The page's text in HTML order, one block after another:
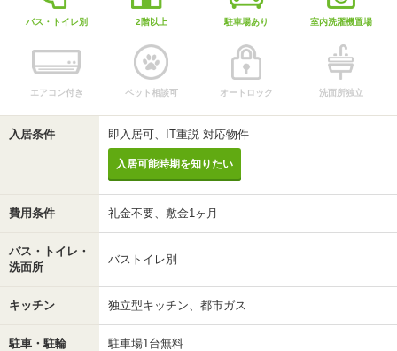
バス・トイレ別 2階以上 駐車場あり 室内洗濯機置場
エアコン付き ペット相談可 オートロック 洗面所独立
入居条件 即入居可、IT重説 対応物件
入居可能時期を知りたい
費用条件 礼金不要、敷金1ヶ月
バス・トイレ・
洗面所
バストイレ別
キッチン 独立型キッチン、都市ガス
駐車・駐輪 駐車場1台無料